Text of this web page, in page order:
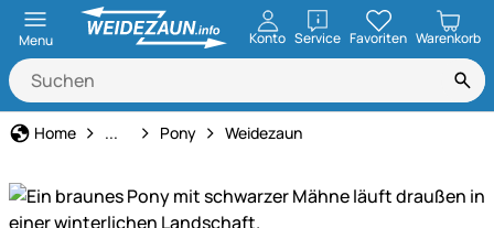
Menu Konto ServiceöffnenFavoriten Warenkorb
Home Tierart
... Pony Weidezaun